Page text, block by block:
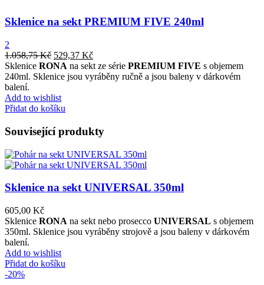
Sklenice na sekt PREMIUM FIVE 240ml
2
1.058,75Kč 529,37 Kč
Sklenice RONA na sekt ze série PREMIUM FIVE s objemem
240ml. Sklenice jsou vyráběny ručně a jsou baleny v dárkovém
balení.
Add to wishlist
Přidat do košíku
Související produkty
Sklenice na sekt UNIVERSAL 350ml
605,00 Kč
Sklenice RONA na sekt nebo prosecco UNIVERSAL s objemem
350ml. Sklenice jsou vyráběny strojově a jsou baleny v dárkovém
balení.
Add to wishlist
Přidat do košíku
-20%